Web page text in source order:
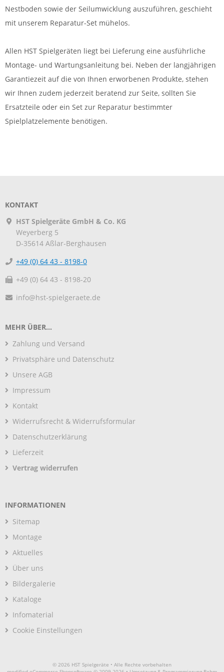
Nestboden sowie der Seilumwicklung auszuführen, geschieht
mit unserem Reparatur-Set mühelos.
Allen HST Spielgeräten liegt bei Lieferung eine ausführliche
Montage- und Wartungsanleitung bei. Neben der langjährigen
Garantiezeit auf die von Ihnen erworbenen Produkte, stehen
wir Ihnen zudem jederzeit beratend zur Seite, sollten Sie
Ersatzteile oder ein Set zur Reparatur bestimmter
Spielplatzelemente benötigen.
KONTAKT
HST Spielgeräte GmbH & Co. KG
Weyerberg 5
D-35614 Aßlar-Berghausen
+49 (0) 64 43 - 8198-0
+49 (0) 64 43 - 8198-20
info@hst-spielgeraete.de
MEHR ÜBER...
Zahlung und Versand
Privatsphäre und Datenschutz
Unsere AGB
Impressum
Kontakt
Widerrufsrecht & Widerrufsformular
Datenschutzerklärung
Lieferzeit
Vertrag widerrufen
INFORMATIONEN
Sitemap
Montage
Aktuelles
Über uns
Bildergalerie
Kataloge
Infomaterial
Cookie Einstellungen
© 2026 HST Spielgeräte • Alle Rechte vorbehalten